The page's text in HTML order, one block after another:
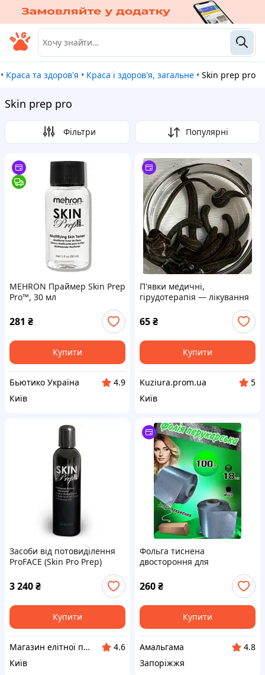
• Краса та здоров'я • Краса і здоров'я, загальне • Skin prep pro
Skin prep pro
Фільтри Популярні
MEHRON Праймер Skin Prep
Pro™, 30 мл
281 ₴
Купити
Бьютико Україна
4.9
Київ
П'явки медичні,
гірудотерапія — лікування
65₴
Купити
Kuziura.prom.ua
5
Київ
Засоби від потовиділення
ProFACE (Skin Pro Prep)
обличчя антиперспірант
120 мл
3 240₴
Купити
Магазин елітної парфюмерії та косметики "Parfum"
4.6
Київ
Фольга тиснена
двостороння для
фарбування волосся 14 см
100 м 18 мк МІЦНА
260₴
Купити
Амальгама
4.8
Запоріжжя